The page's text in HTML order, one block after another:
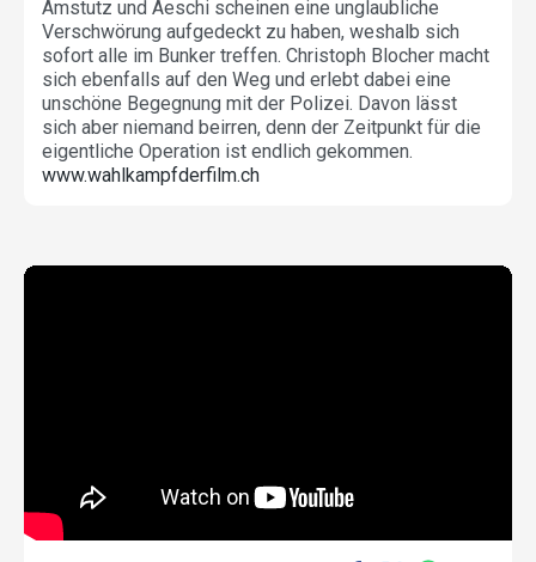
Amstutz und Aeschi scheinen eine unglaubliche
Verschwörung aufgedeckt zu haben, weshalb sich
sofort alle im Bunker treffen. Christoph Blocher macht
sich ebenfalls auf den Weg und erlebt dabei eine
unschöne Begegnung mit der Polizei. Davon lässt
sich aber niemand beirren, denn der Zeitpunkt für die
eigentliche Operation ist endlich gekommen.
www.wahlkampfderfilm.ch